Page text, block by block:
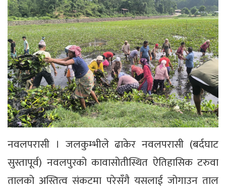
नवलपरासी । जलकुम्भीले ढाकेर नवलपरासी (बर्दघाट
सुस्तापूर्व) नवलपुरको कावासोतीस्थित ऐतिहासिक टरुवा
तालको अस्तित्व संकटमा परेसँगै यसलाई जोगाउन ताल